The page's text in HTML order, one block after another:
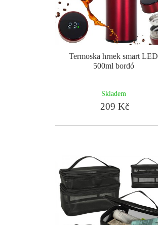
Termoska hrnek smart LED
500ml bordó
Skladem
209 Kč